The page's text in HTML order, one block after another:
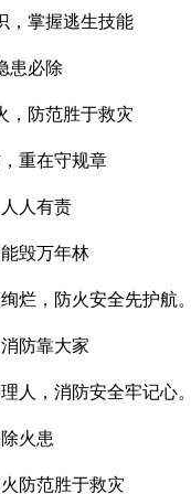
，掌握逃生技能
患必除
，防范胜于救灾
重在守规章
人有责
毁万年林
烂，防火安全先护航
防靠大家
人，消防安全牢记心
火患
防范胜于救灾